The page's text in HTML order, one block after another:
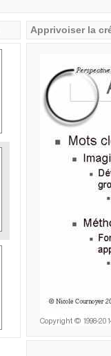
Apprivoiser la